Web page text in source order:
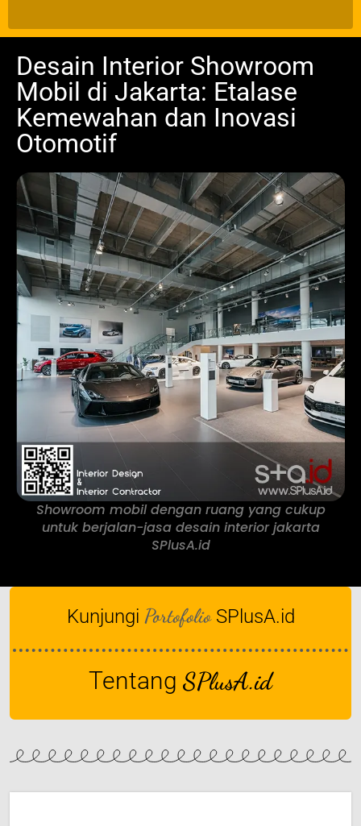
Desain Interior Showroom
Mobil di Jakarta: Etalase
Kemewahan dan Inovasi
Otomotif
Showroom mobil dengan ruang yang cukup
untuk berjalan-jasa desain interior jakarta
SPlusA.id
Kunjungi Portofolio SPlusA.id
Tentang SPlusA.id